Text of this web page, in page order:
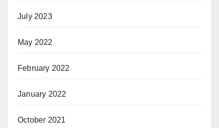
July 2023
May 2022
February 2022
January 2022
October 2021